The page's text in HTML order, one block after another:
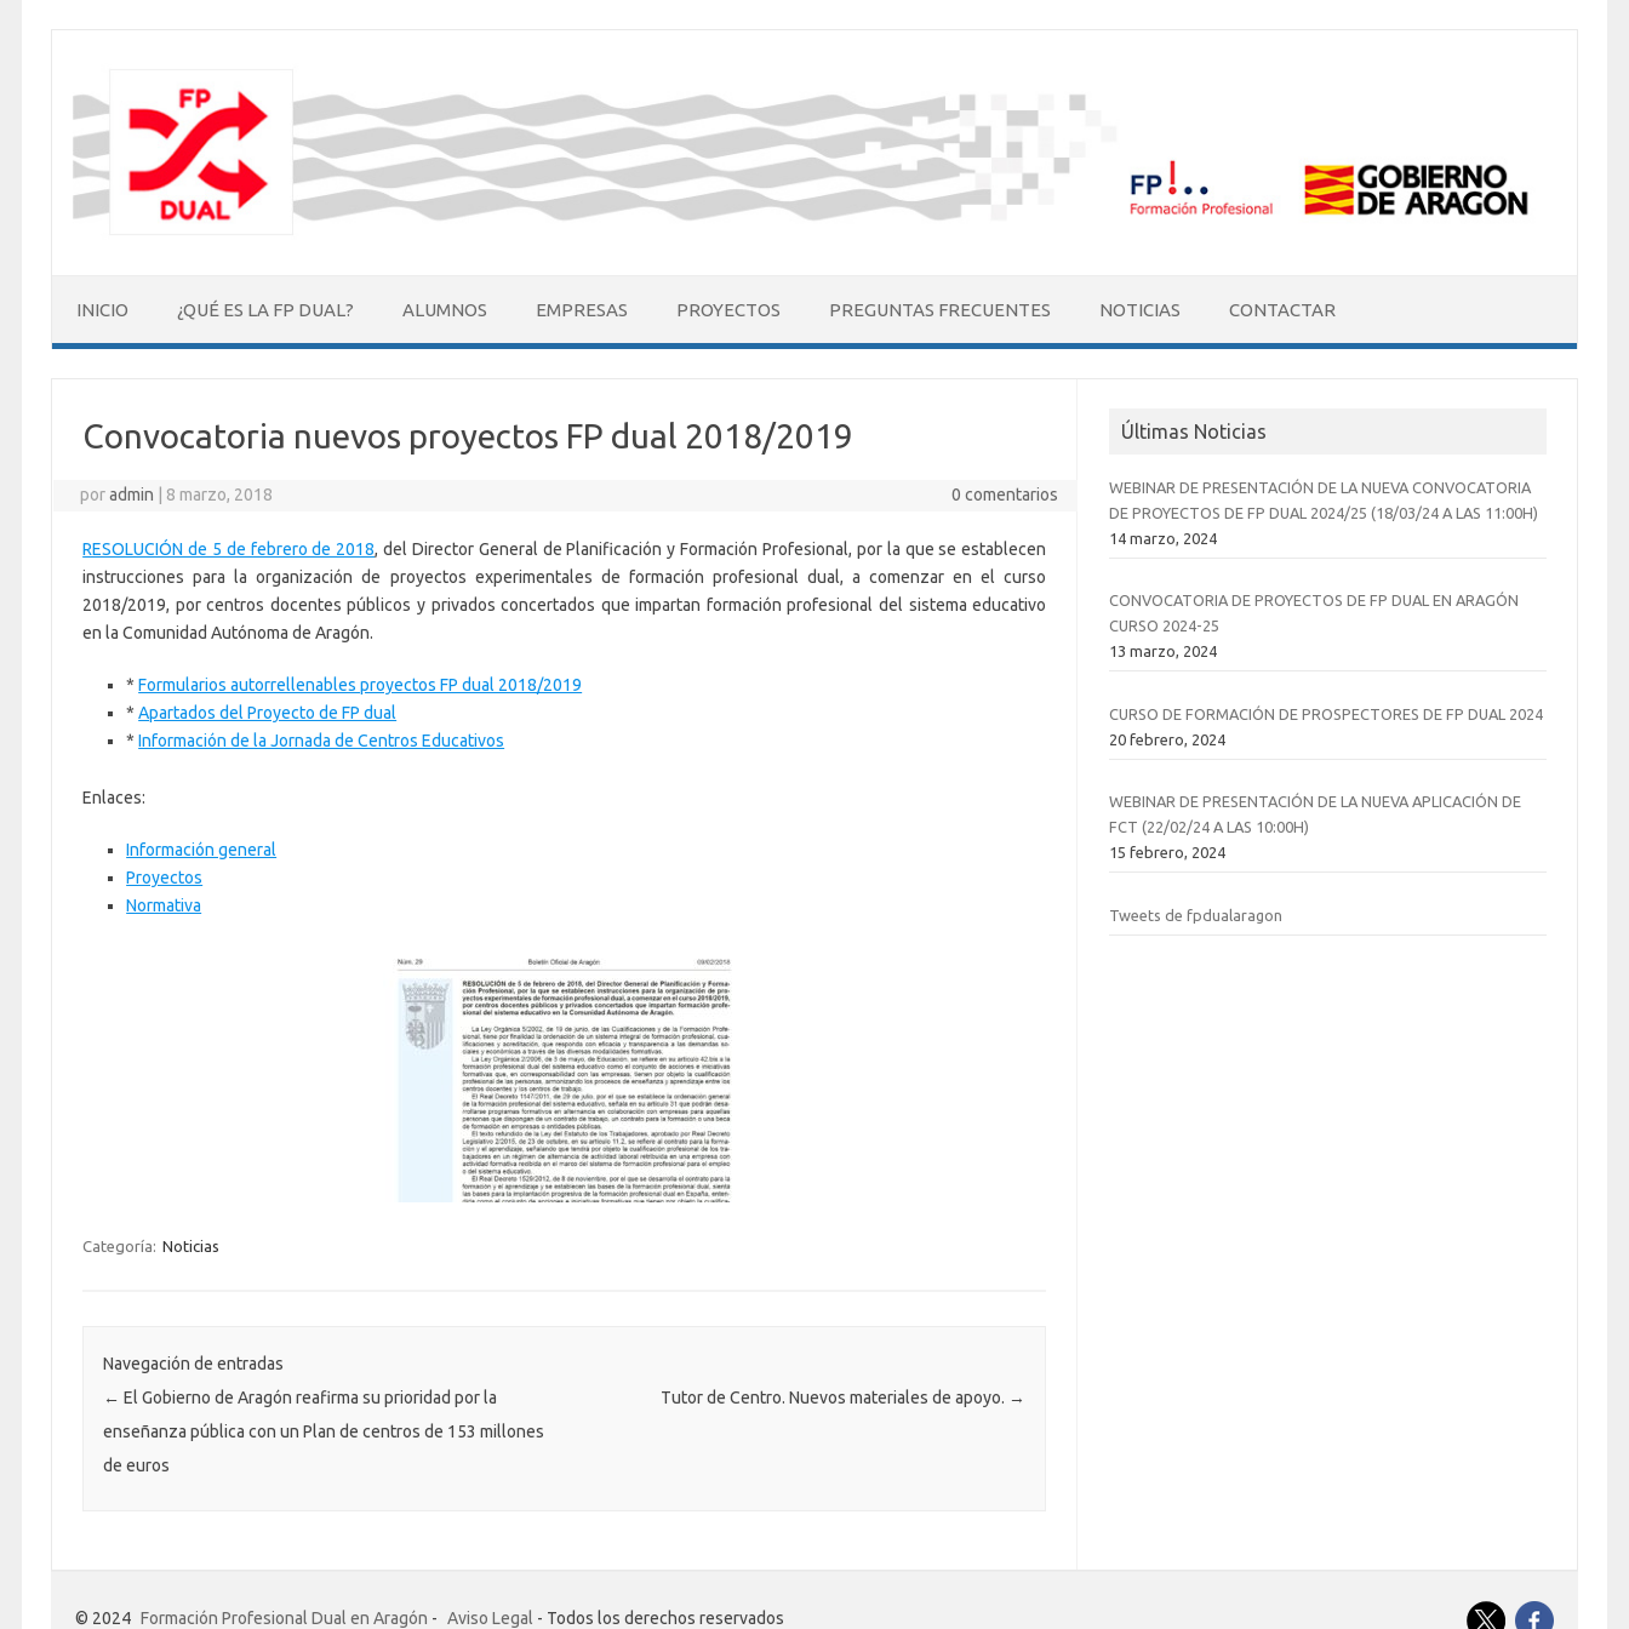
INICIO ¿QUÉ ES LA FP DUAL? ALUMNOS EMPRESAS PROYECTOS PREGUNTAS FRECUENTES NOTICIAS CONTACTAR
Convocatoria nuevos proyectos FP dual 2018/2019
poradmin 8 marzo, 2018 0 comentarios
RESOLUCIÓN de 5 de febrero de 2018, del Director General de Planificación y Formación Profesional, por la que se establecen
instrucciones para la organización de proyectos experimentales de formación profesional dual, a comenzar en el curso
2018/2019, por centros docentes públicos y privados concertados que impartan formación profesional del sistema educativo
en la Comunidad Autónoma de Aragón.
*Formularios autorrellenables proyectos FP dual 2018/2019
*Apartados del Proyecto de FP dual
*Información de la Jornada de Centros Educativos
Enlaces:
Información general
Proyectos
Normativa
Categoría: Noticias
Navegación de entradas
← El Gobierno de Aragón reafirma su prioridad por la
enseñanza pública con un Plan de centros de 153 millones
de euros
Tutor de Centro. Nuevos materiales de apoyo. →
Últimas Noticias
WEBINAR DE PRESENTACIÓN DE LA NUEVA CONVOCATORIA
DE PROYECTOS DE FP DUAL 2024/25 (18/03/24 A LAS 11:00H)
14 marzo, 2024
CONVOCATORIA DE PROYECTOS DE FP DUAL EN ARAGÓN
CURSO 2024-25
13 marzo, 2024
CURSO DE FORMACIÓN DE PROSPECTORES DE FP DUAL 2024
20 febrero, 2024
WEBINAR DE PRESENTACIÓN DE LA NUEVA APLICACIÓN DE
FCT (22/02/24 A LAS 10:00H)
15 febrero, 2024
Tweets de fpdualaragon
© 2024 Formación Profesional Dual en Aragón - Aviso Legal - Todos los derechos reservados